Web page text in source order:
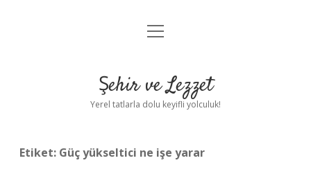
Anasayfa
Yasal Uyarı
menüyü
Şehir ve Lezzet
Yerel tatlarla dolu keyifli yolculuk!
Etiket: Güç yükseltici ne işe yarar